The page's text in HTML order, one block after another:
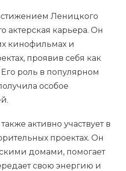
Леницкого
актерская карьера. Он
кинофильмах и
проявив себя как
роль в популярном
особое
активно участвует в
проектах. Он
домами, помогает
свою энергию и